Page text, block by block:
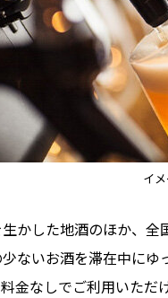
イ
かした地酒のほか、
ないお酒を滞在中に
金なしでご利用いただけ